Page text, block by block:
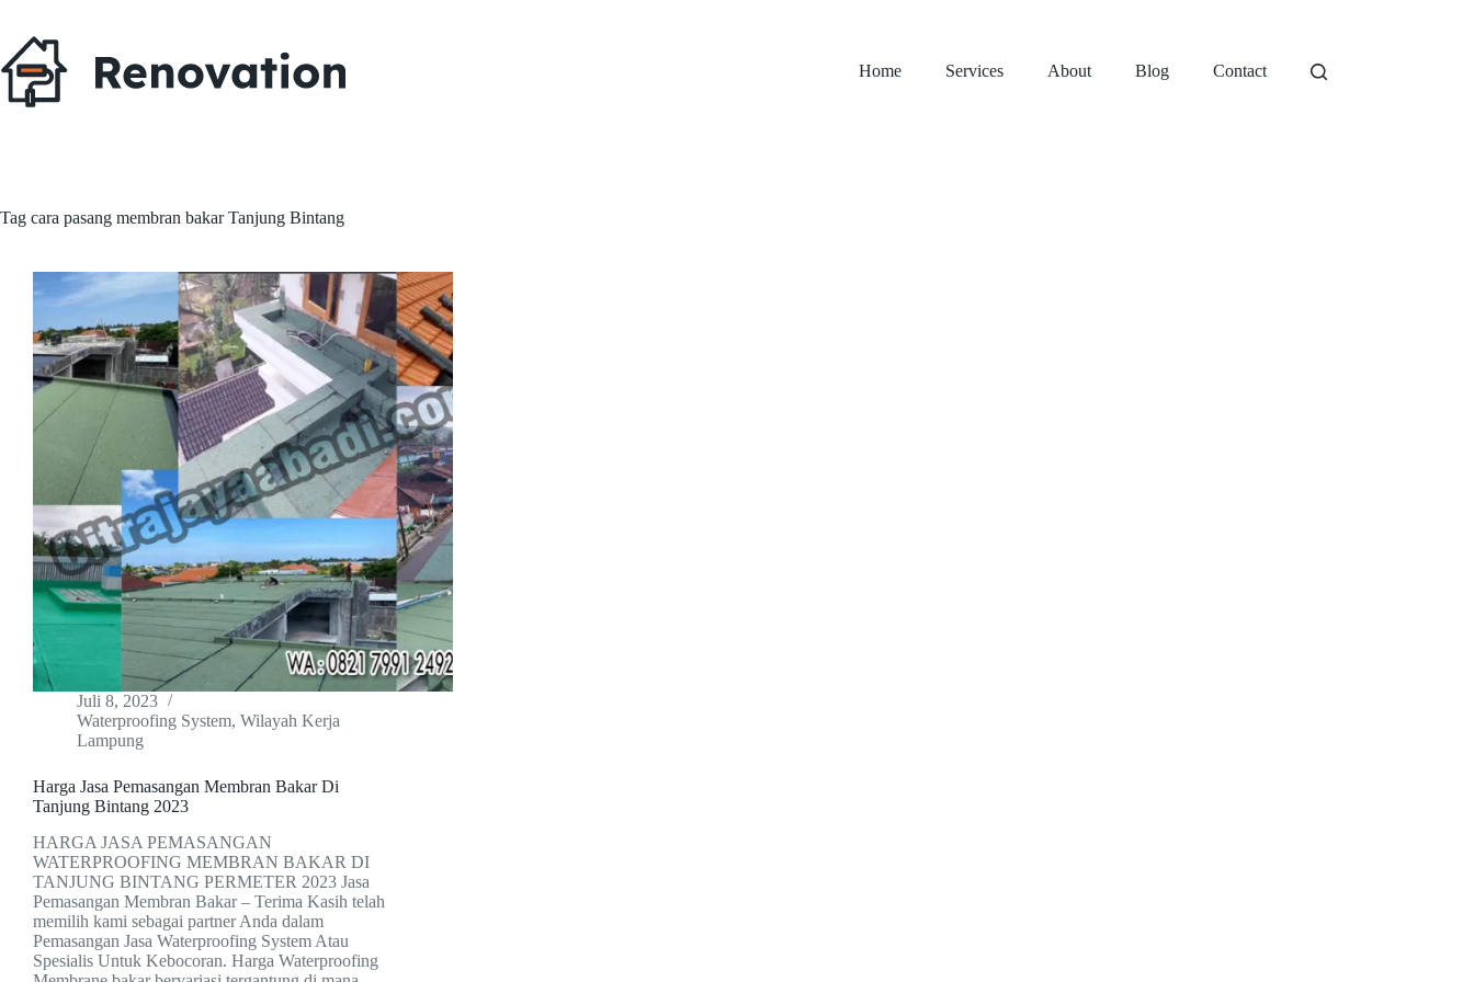
content
Home
Services About Blog Contact
Tag cara pasang membran bakar Tanjung Bintang
Juli 8, 2023
Waterproofing System, Wilayah Kerja
Lampung
Harga Jasa Pemasangan Membran Bakar Di
Tanjung Bintang 2023
HARGA JASA PEMASANGAN
WATERPROOFING MEMBRAN BAKAR DI
TANJUNG BINTANG PERMETER 2023 Jasa
Pemasangan Membran Bakar – Terima Kasih telah
memilih kami sebagai partner Anda dalam
Pemasangan Jasa Waterproofing System Atau
Spesialis Untuk Kebocoran. Harga Waterproofing